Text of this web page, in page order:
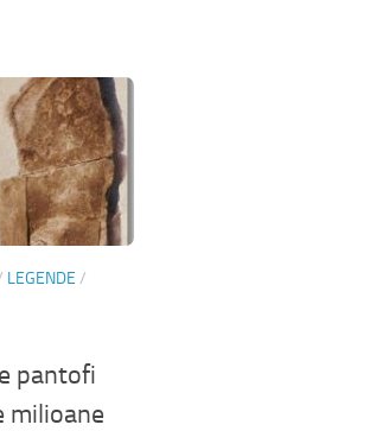
LEGENDE /
pantofi
milioane